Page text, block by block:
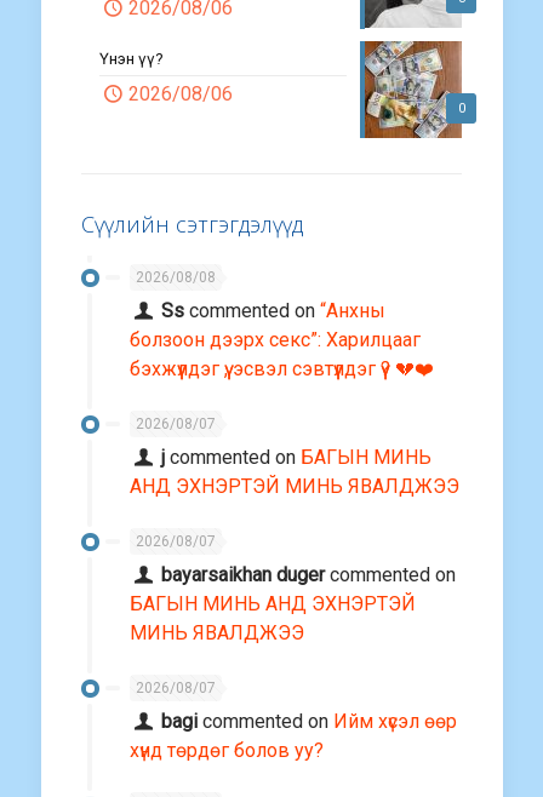
2026/08/06
0
Үнэн үү?
2026/08/06
Сүүлийн сэтгэгдэлүүд
2026/08/08
Ss commented on“Анхны
болзоон дээрх секс”: Харилцааг
бэхжүүлдэг үү, эсвэл сэвтүүлдэг үү? 💔❤️
2026/08/07
j commented on БАГЫН МИНЬ
АНД ЭХНЭРТЭЙ МИНЬ ЯВАЛДЖЭЭ
2026/08/07
bayarsaikhan dugercommented on
БАГЫН МИНЬ АНД ЭХНЭРТЭЙ
МИНЬ ЯВАЛДЖЭЭ
2026/08/07
bagi commented on Ийм хүсэл өөр
хүнд төрдөг болов уу?